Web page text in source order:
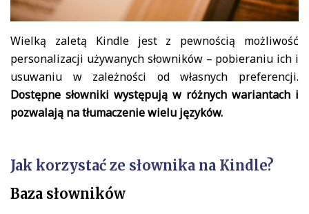
Wielką zaletą Kindle jest z pewnością możliwość
personalizacji używanych słowników – pobieraniu ich i
usuwaniu w zależności od własnych preferencji.
Dostępne słowniki występują w różnych wariantach i
pozwalają na tłumaczenie wielu języków.
Jak korzystać ze słownika na Kindle?
Baza słowników